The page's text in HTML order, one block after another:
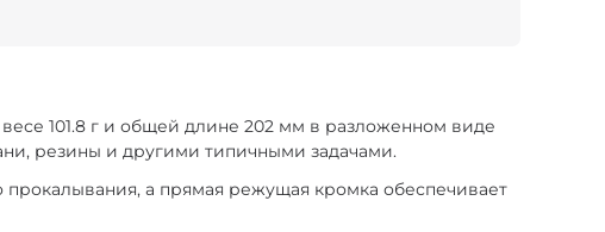
101.8 г и общей длине 202 мм в разложенном виде
резины и другими типичными задачами.
а прямая режущая кромка обеспечивает